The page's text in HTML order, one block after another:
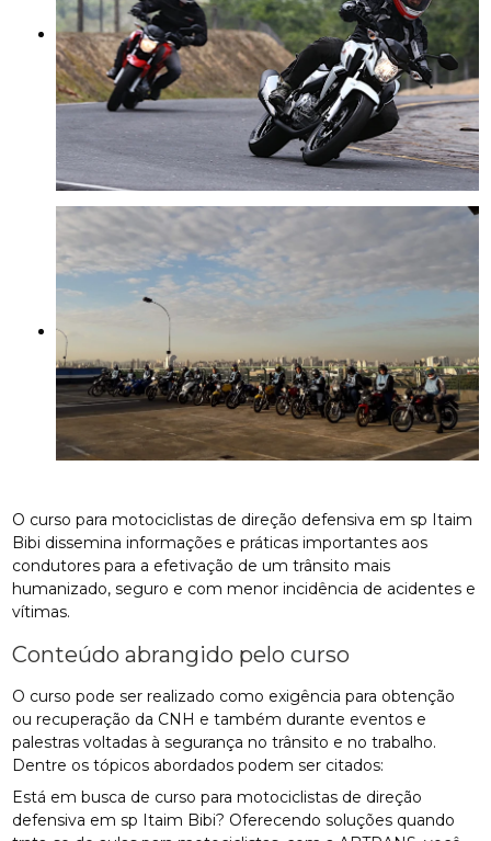
O curso para motociclistas de direção defensiva em sp Itaim
Bibi dissemina informações e práticas importantes aos
condutores para a efetivação de um trânsito mais
humanizado, seguro e com menor incidência de acidentes e
vítimas.
Conteúdo abrangido pelo curso
O curso pode ser realizado como exigência para obtenção
ou recuperação da CNH e também durante eventos e
palestras voltadas à segurança no trânsito e no trabalho.
Dentre os tópicos abordados podem ser citados:
Está em busca de curso para motociclistas de direção
defensiva em sp Itaim Bibi? Oferecendo soluções quando